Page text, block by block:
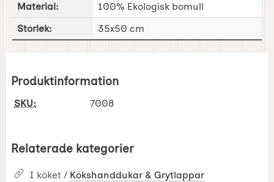
Material:
100% Ekologisk bomull
Storlek:
35x50 cm
Produktinformation
SKU: 7008
Relaterade kategorier
I köket / Kökshanddukar & Grytlappar